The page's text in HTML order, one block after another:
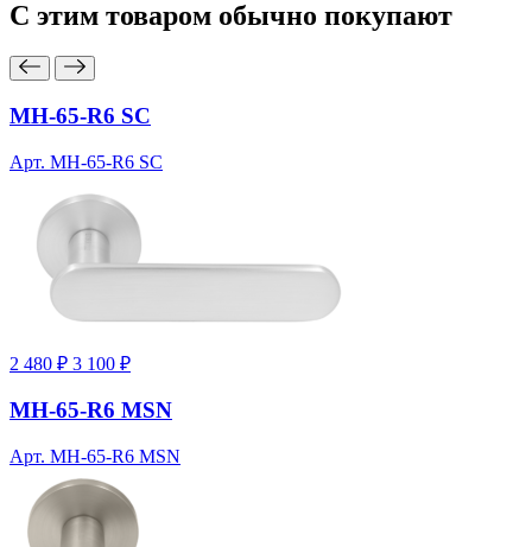
С этим товаром обычно покупают
MH-65-R6 SC
Арт. MH-65-R6 SC
2 480 ₽ 3 100 ₽
MH-65-R6 MSN
Арт. MH-65-R6 MSN